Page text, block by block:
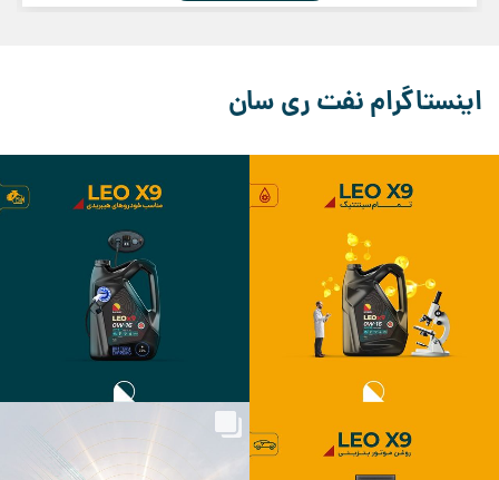
اینستاگرام نفت ری سان